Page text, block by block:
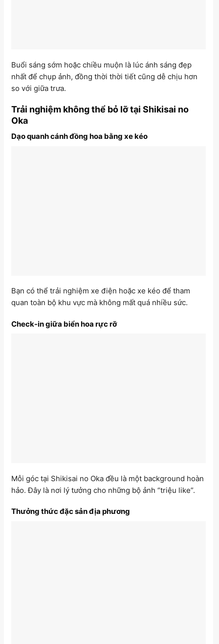
Buổi sáng sớm hoặc chiều muộn là lúc ánh sáng đẹp
nhất để chụp ảnh, đồng thời thời tiết cũng dễ chịu hơn
so với giữa trưa.
Trải nghiệm không thể bỏ lỡ tại Shikisai no
Oka
Dạo quanh cánh đồng hoa bằng xe kéo
Bạn có thể trải nghiệm xe điện hoặc xe kéo để tham
quan toàn bộ khu vực mà không mất quá nhiều sức.
Check-in giữa biển hoa rực rỡ
Mỗi góc tại Shikisai no Oka đều là một background hoàn
hảo. Đây là nơi lý tưởng cho những bộ ảnh “triệu like”.
Thưởng thức đặc sản địa phương